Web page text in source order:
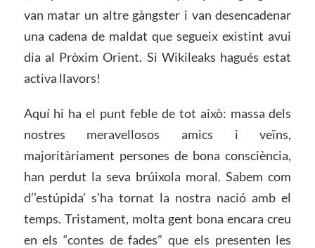
van matar un altre gàngster i van desencadenar
una cadena de maldat que segueix existint avui
dia al Pròxim Orient. Si Wikileaks hagués estat
activa llavors!
Aquí hi ha el punt feble de tot això: massa dels
nostres meravellosos amics i veïns,
majoritàriament persones de bona consciència,
han perdut la seva brúixola moral. Sabem com
d’’estúpida’ s’ha tornat la nostra nació amb el
temps. Tristament, molta gent bona encara creu
en els “contes de fades” que els presenten les